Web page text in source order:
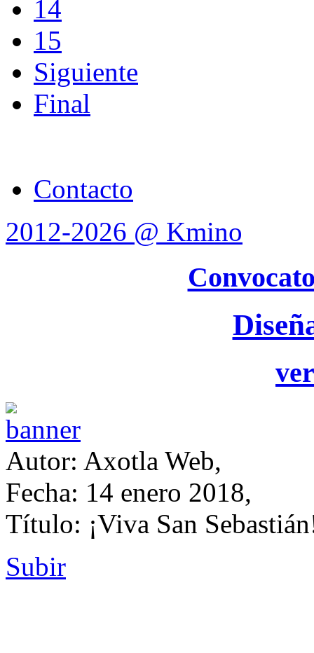
14
15
Siguiente
Final
Contacto
2012-2026 @ Kmino
Autor: Axotla Web,
Fecha: 14 enero 2018,
Título: ¡Viva San
Subir